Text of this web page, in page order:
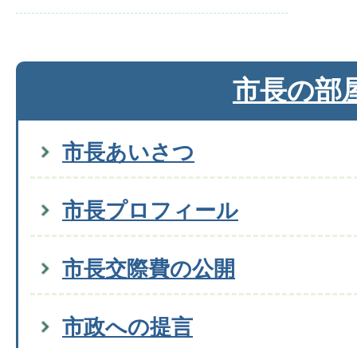
市長の部
市長あいさつ
市長プロフィール
市長交際費の公開
市政への提言